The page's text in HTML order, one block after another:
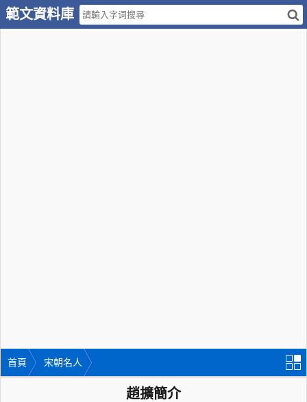
範文資料庫
首頁 宋朝名人
趙擴簡介